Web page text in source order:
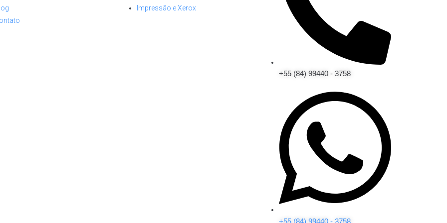
Impressão e Xerox
+55 (84) 99440 - 3758
+55 (84) 99440 - 3758